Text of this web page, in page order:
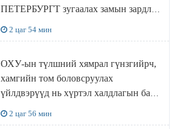
ПЕТЕРБУРГТ зугаалах замын зардлаа
2 цаг 54 мин
ОХУ-ын түлшний хямрал гүнзгийрч,
хамгийн том боловсруулах
үйлдвэрүүд нь хүртэл халдлагын бай
2 цаг 56 мин